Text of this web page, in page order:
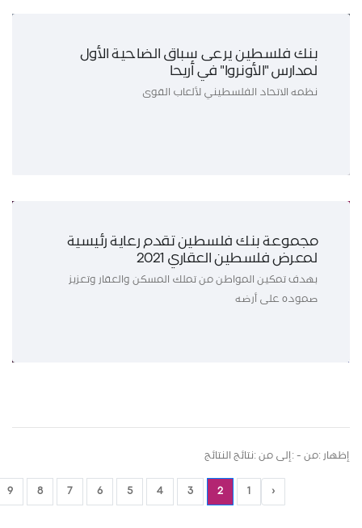
بنك فلسطين يرعى سباق الضاحية الأول
لمدارس "الأونروا" في أريحا
نظمه الاتحاد الفلسطيني لألعاب القوى
مجموعة بنك فلسطين تقدم رعاية رئيسية
لمعرض فلسطين العقاري 2021
بهدف تمكين المواطن من تملك المسكن والعقار وتعزيز
صموده على أرضه
إظهار :من - :إلى من :نتائج النتائج
‹
1
2
3
4
5
6
7
8
9